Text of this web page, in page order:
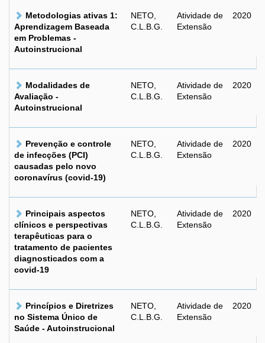
Metodologias ativas 1:
Aprendizagem Baseada
em Problemas -
Autoinstrucional
NETO,
C.L.B.G.
Atividade de
Extensão
2020
Modalidades de
Avaliação -
Autoinstrucional
NETO,
C.L.B.G.
Atividade de
Extensão
2020
Prevenção e controle
de infecções (PCI)
causadas pelo novo
coronavírus (covid-19)
NETO,
C.L.B.G.
Atividade de
Extensão
2020
Principais aspectos
clínicos e perspectivas
terapêuticas para o
tratamento de pacientes
diagnosticados com a
covid-19
NETO,
C.L.B.G.
Atividade de
Extensão
2020
Princípios e Diretrizes
no Sistema Único de
Saúde - Autoinstrucional
NETO,
C.L.B.G.
Atividade de
Extensão
2020